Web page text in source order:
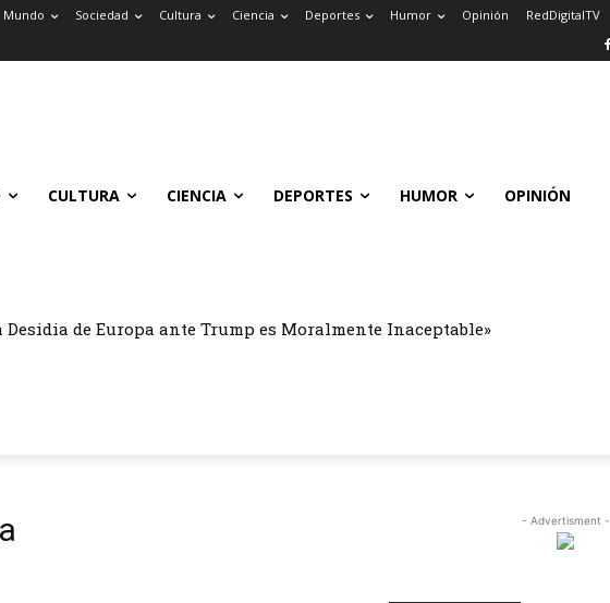
Mundo Sociedad Cultura Ciencia Deportes Humor Opinión RedDigitalTV
CULTURA CIENCIA DEPORTES HUMOR OPINIÓN
Desidia de Europa ante Trump es Moralmente Inaceptable»
- Advertisment -